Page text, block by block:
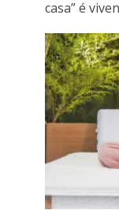
casa” é